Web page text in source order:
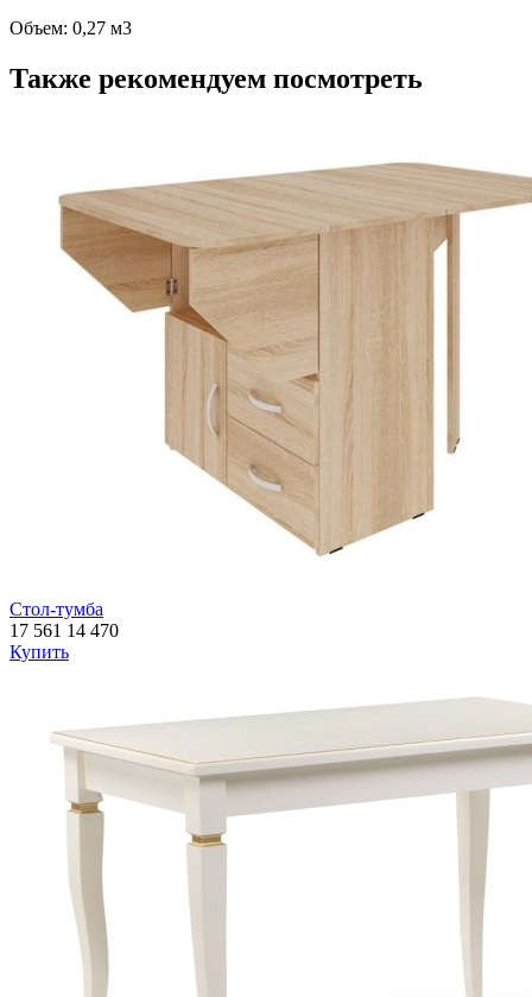
Объем: 0,27 м3
Также рекомендуем посмотреть
Стол-тумба
17 561 14 470
Купить